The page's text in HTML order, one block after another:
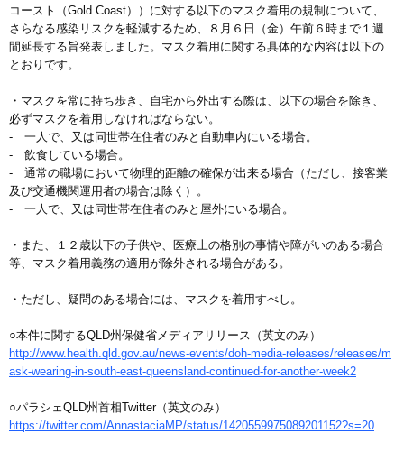
コースト（Gold Coast））に対する以下のマスク着用の規制について、
さらなる感染リスクを軽減するため、８月６日（金）午前６時まで１週
間延長する旨発表しました。マスク着用に関する具体的な内容は以下の
とおりです。
・マスクを常に持ち歩き、自宅から外出する際は、以下の場合を除き、
必ずマスクを着用しなければならない。
- 一人で、又は同世帯在住者のみと自動車内にいる場合。
- 飲食している場合。
- 通常の職場において物理的距離の確保が出来る場合（ただし、接客業
及び交通機関運用者の場合は除く）。
- 一人で、又は同世帯在住者のみと屋外にいる場合。
・また、１２歳以下の子供や、医療上の格別の事情や障がいのある場合
等、マスク着用義務の適用が除外される場合がある。
・ただし、疑問のある場合には、マスクを着用すべし。
○本件に関するQLD州保健省メディアリリース（英文のみ）
http://www.health.qld.gov.au/news-events/doh-media-releases/releases/m
ask-wearing-in-south-east-queensland-continued-for-another-week2
○パラシェQLD州首相Twitter（英文のみ）
https://twitter.com/AnnastaciaMP/status/1420559975089201152?s=20